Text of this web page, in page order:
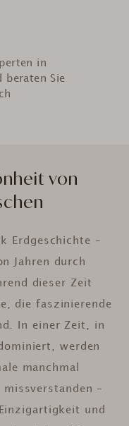
in
beraten Sie
von
Erdgeschichte –
Jahren durch
dieser Zeit
die faszinierende
In einer Zeit, in
werden
manchmal
–
und